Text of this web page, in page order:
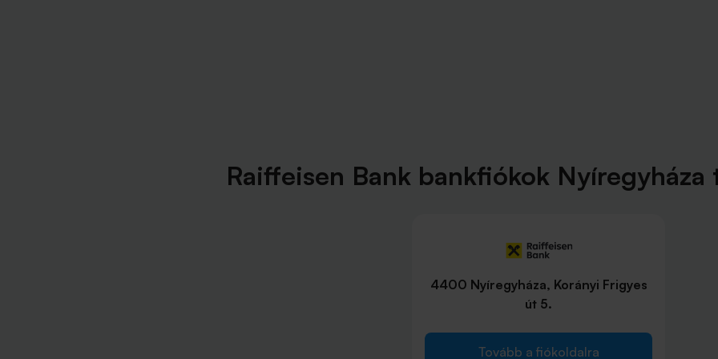
Raiffeisen Bank bankfiókok Nyíregyháza
4400 Nyíregyháza, Korányi Frigyes
út 5.
Tovább a fiókoldalra